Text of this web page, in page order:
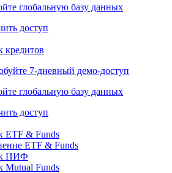
глобальную базу данных
доступ
кредитов
7-дневный демо-доступ
глобальную базу данных
доступ
ETF & Funds
ETF & Funds
ПИФ
Mutual Funds